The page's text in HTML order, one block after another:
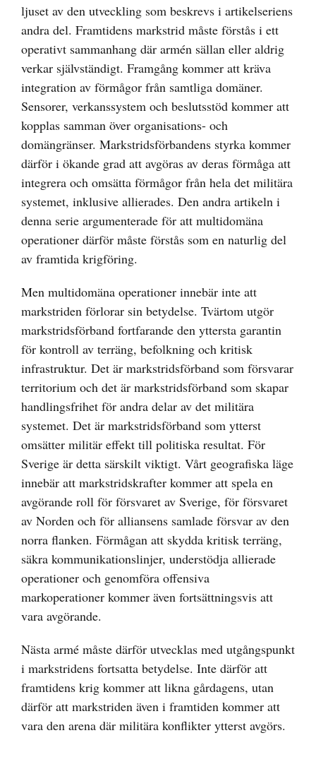
ljuset av den utveckling som beskrevs i artikelseriens
andra del. Framtidens markstrid måste förstås i ett
operativt sammanhang där armén sällan eller aldrig
verkar självständigt. Framgång kommer att kräva
integration av förmågor från samtliga domäner.
Sensorer, verkanssystem och beslutsstöd kommer att
kopplas samman över organisations- och
domängränser. Markstridsförbandens styrka kommer
därför i ökande grad att avgöras av deras förmåga att
integrera och omsätta förmågor från hela det militära
systemet, inklusive allierades. Den andra artikeln i
denna serie argumenterade för att multidomäna
operationer därför måste förstås som en naturlig del
av framtida krigföring.
Men multidomäna operationer innebär inte att
markstriden förlorar sin betydelse. Tvärtom utgör
markstridsförband fortfarande den yttersta garantin
för kontroll av terräng, befolkning och kritisk
infrastruktur. Det är markstridsförband som försvarar
territorium och det är markstridsförband som skapar
handlingsfrihet för andra delar av det militära
systemet. Det är markstridsförband som ytterst
omsätter militär effekt till politiska resultat. För
Sverige är detta särskilt viktigt. Vårt geografiska läge
innebär att markstridskrafter kommer att spela en
avgörande roll för försvaret av Sverige, för försvaret
av Norden och för alliansens samlade försvar av den
norra flanken. Förmågan att skydda kritisk terräng,
säkra kommunikationslinjer, understödja allierade
operationer och genomföra offensiva
markoperationer kommer även fortsättningsvis att
vara avgörande.
Nästa armé måste därför utvecklas med utgångspunkt
i markstridens fortsatta betydelse. Inte därför att
framtidens krig kommer att likna gårdagens, utan
därför att markstriden även i framtiden kommer att
vara den arena där militära konflikter ytterst avgörs.